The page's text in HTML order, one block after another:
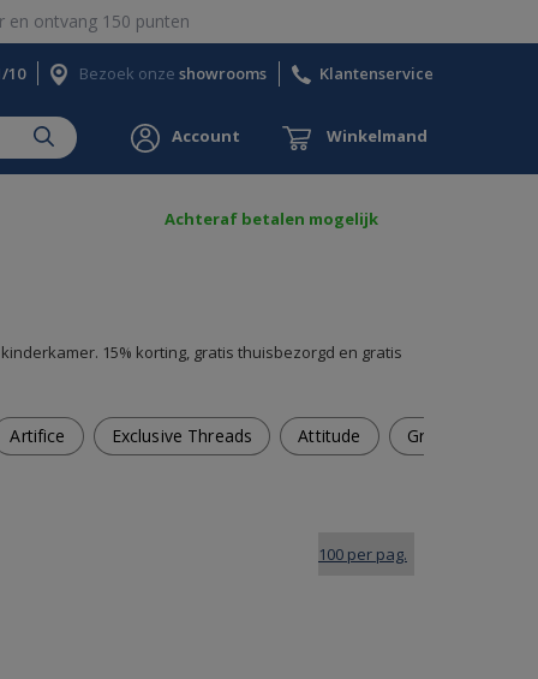
en ontvang 150 punten
10 Bezoek onze showrooms Klantenservice
Account Winkelmand
Achteraf betalen mogelijk
15% korting, gratis thuisbezorgd en gratis
Artifice Exclusive Threads Attitude Grace